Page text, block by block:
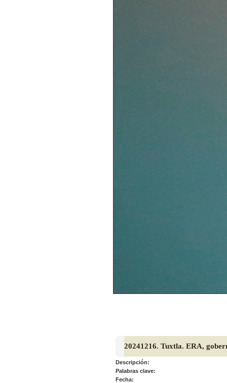
20241216. Tuxtla. ERA,
Descripción:
Palabras clave:
Fecha: